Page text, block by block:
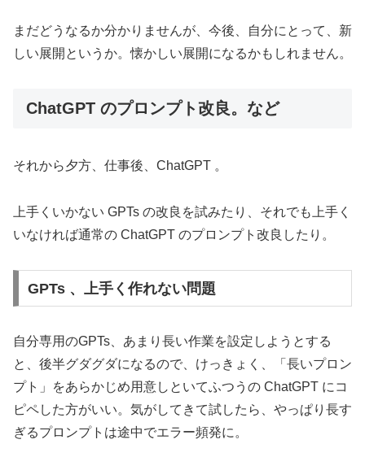
まだどうなるか分かりませんが、今後、自分にとって、新
しい展開というか。懐かしい展開になるかもしれません。
ChatGPT のプロンプト改良。など
それから夕方、仕事後、ChatGPT 。
上手くいかない GPTs の改良を試みたり、それでも上手く
いなければ通常の ChatGPT のプロンプト改良したり。
GPTs 、上手く作れない問題
自分専用のGPTs、あまり長い作業を設定しようとする
と、後半グダグダになるので、けっきょく、「長いプロン
プト」をあらかじめ用意しといてふつうの ChatGPT にコ
ピペした方がいい。気がしてきて試したら、やっぱり長す
ぎるプロンプトは途中でエラー頻発に。